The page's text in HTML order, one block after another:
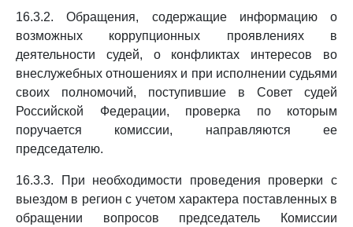
16.3.2. Обращения, содержащие информацию о
возможных коррупционных проявлениях в
деятельности судей, о конфликтах интересов во
внеслужебных отношениях и при исполнении судьями
своих полномочий, поступившие в Совет судей
Российской Федерации, проверка по которым
поручается комиссии, направляются ее
председателю.
16.3.3. При необходимости проведения проверки с
выездом в регион с учетом характера поставленных в
обращении вопросов председатель Комиссии